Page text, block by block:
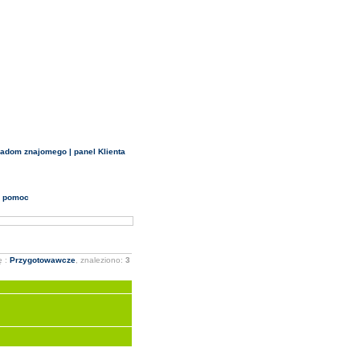
znajomego | panel Klienta
pomoc
: Przygotowawcze , znaleziono: 3